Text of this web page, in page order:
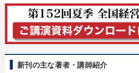
新事業・新商品づくり 財務・数字
財務・数字力の向上
キーワード
新刊の主な著者・講師紹介